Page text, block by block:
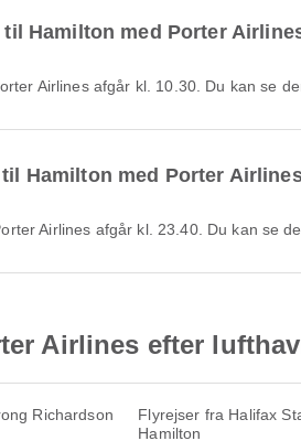
Hamilton med Porter
Airlines afgår kl. 10.30. Du kan se
Hamilton med Porter
Airlines afgår kl. 23.40. Du kan se
Airlines efter
Richardson
Flyrejser fra Halifax
Hamilton